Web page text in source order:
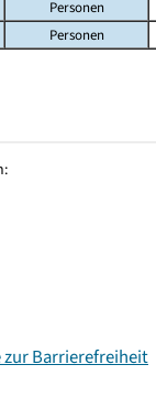
Personen
Personen
zur Barrierefreiheit